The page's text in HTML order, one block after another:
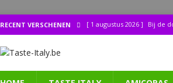
RECENT VERSCHENEN [ 1 augustus 2026 ] Bij de